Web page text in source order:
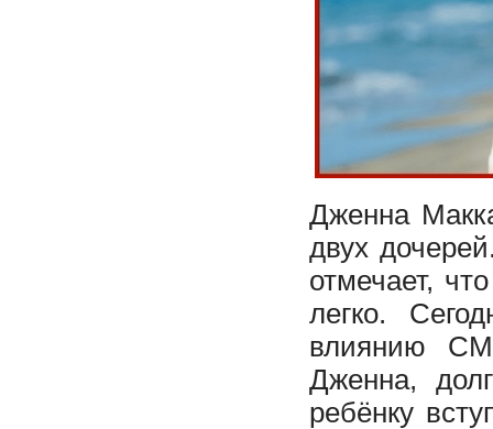
Дженна
двух
отмечает,
легко.
влиянию
Дженна,
ребёнку